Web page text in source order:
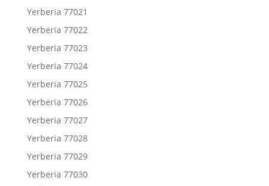
Yerberia 77021
Yerberia 77022
Yerberia 77023
Yerberia 77024
Yerberia 77025
Yerberia 77026
Yerberia 77027
Yerberia 77028
Yerberia 77029
Yerberia 77030